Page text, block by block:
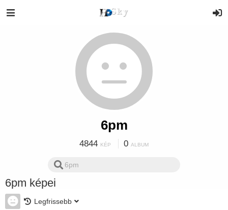
6pm
4844 KÉP 0 ALBUM
6pm képei
Legfrissebb